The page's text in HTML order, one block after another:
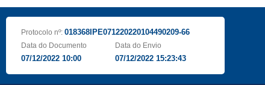
Protocolo nº: 018368IPE071220220104490209-66
Data do Documento
07/12/2022 10:00
Data do Envio
07/12/2022 15:23:43